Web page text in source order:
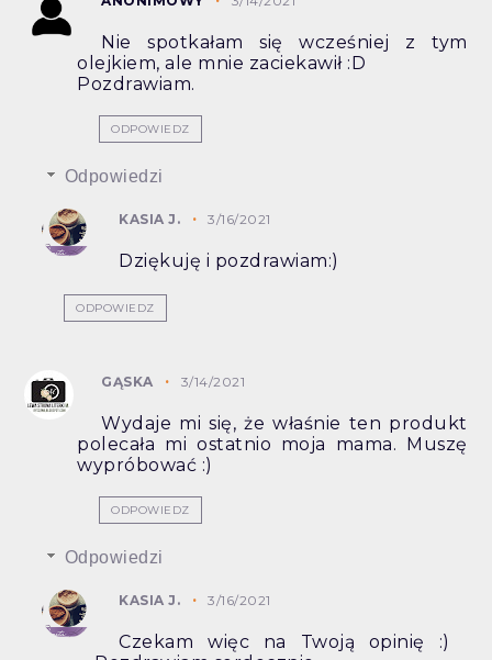
Nie spotkałam się wcześniej z tym
olejkiem, ale mnie zaciekawił :D
Pozdrawiam.
ODPOWIEDZ
Odpowiedzi
KASIA J. 3/16/2021
Dziękuję i pozdrawiam:)
ODPOWIEDZ
GĄSKA 3/14/2021
Wydaje mi się, że właśnie ten produkt
polecała mi ostatnio moja mama. Muszę
wypróbować :)
ODPOWIEDZ
Odpowiedzi
KASIA J. 3/16/2021
Czekam więc na Twoją opinię :)